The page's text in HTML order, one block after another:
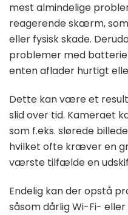
mest almindelige
reagerende skærm,
eller fysisk skade.
problemer med
enten aflader hurtigt
Dette kan være et
slid over tid. Kameraet
som f.eks. slørede
hvilket ofte kræver en
værste tilfælde en
Endelig kan der opstå
såsom dårlig Wi-Fi-